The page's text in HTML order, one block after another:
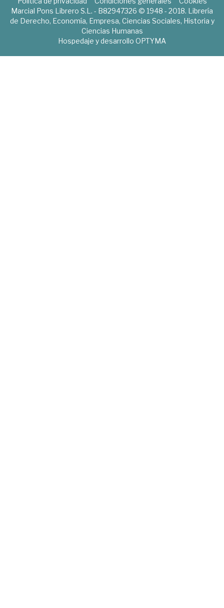
Marcial Pons Librero S.L. - B82947326 © 1948 - 2018. Librería
de Derecho, Economía, Empresa, Ciencias Sociales, Historia y
Ciencias Humanas
Hospedaje y desarrollo OPTYMA